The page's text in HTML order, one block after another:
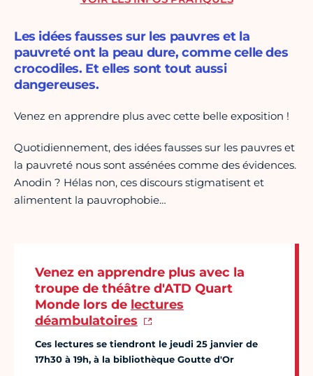
Les idées fausses sur les pauvres et la
pauvreté ont la peau dure, comme celle des
crocodiles. Et elles sont tout aussi
dangereuses.
Venez en apprendre plus avec cette belle exposition !
Quotidiennement, des idées fausses sur les pauvres et
la pauvreté nous sont assénées comme des évidences.
Anodin ? Hélas non, ces discours stigmatisent et
alimentent la pauvrophobie…
Venez en apprendre plus avec la
troupe de théâtre d'ATD Quart
Monde lors de lectures
déambulatoires
Ces lectures se tiendront le jeudi 25 janvier de
17h30 à 19h, à la bibliothèque Goutte d'Or